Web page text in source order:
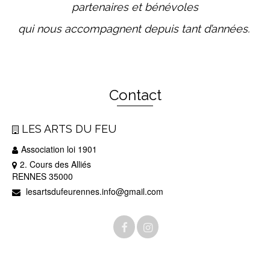
partenaires et bénévoles
qui nous accompagnent depuis tant d’années.
Contact
LES ARTS DU FEU
Association loi 1901
2. Cours des Alliés
RENNES 35000
lesartsdufeurennes.info@gmail.com